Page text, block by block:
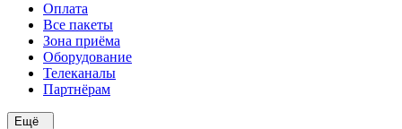
Оплата
Все пакеты
Зона приёма
Оборудование
Телеканалы
Партнёрам
Ещё